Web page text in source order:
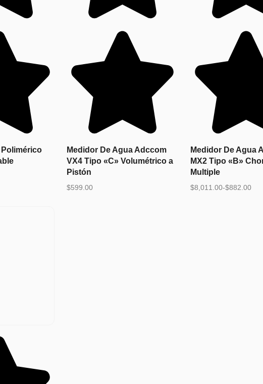
Medidor De Agua Adccom
VX4 Tipo «C» Volumétrico a
Pistón
$599.00
Medidor De Agua
MX2 Tipo «B»
Multiple
$882.00
-
$8,011.00